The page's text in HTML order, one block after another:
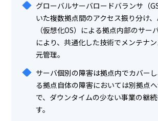
グローバルサーバロードバランサ（
いた複数拠点間のアクセス振り分け
（仮想化OS）による拠点内部のサー
により、共通化した技術でメンテナ
元管理。
サーバ個別の障害は拠点内でカバー
る拠点自体の障害においては別拠点
で、ダウンタイムの少ない事業の継
す。